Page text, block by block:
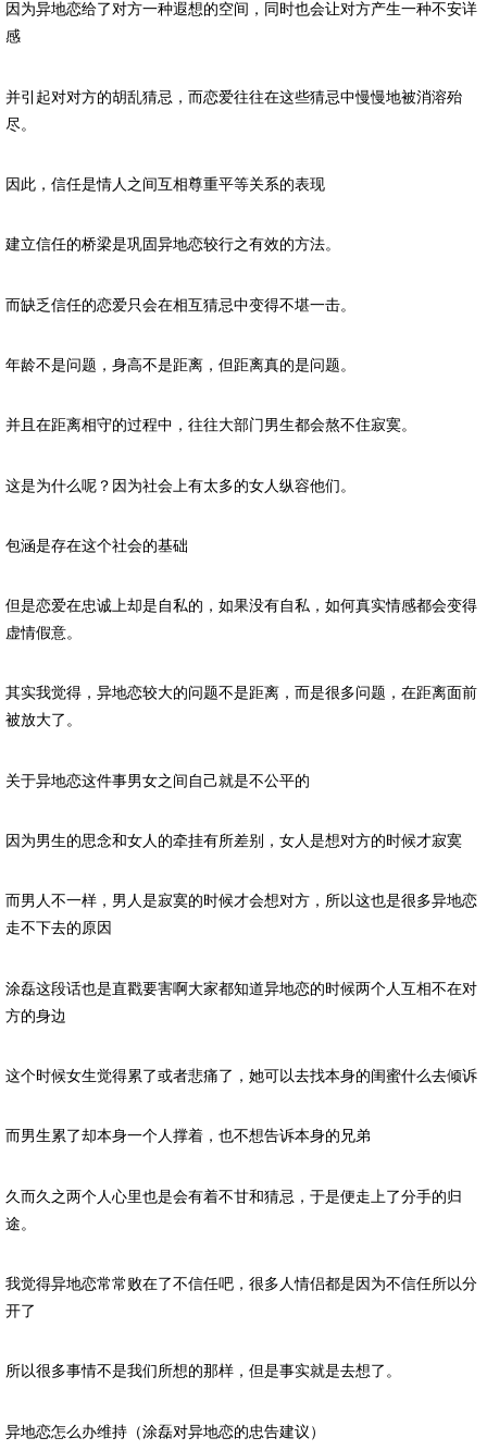
因为异地恋给了对方一种遐想的空间，同时也会让对方产生一种不安详
感
并引起对对方的胡乱猜忌，而恋爱往往在这些猜忌中慢慢地被消溶殆
尽。
因此，信任是情人之间互相尊重平等关系的表现
建立信任的桥梁是巩固异地恋较行之有效的方法。
而缺乏信任的恋爱只会在相互猜忌中变得不堪一击。
年龄不是问题，身高不是距离，但距离真的是问题。
并且在距离相守的过程中，往往大部门男生都会熬不住寂寞。
这是为什么呢？因为社会上有太多的女人纵容他们。
包涵是存在这个社会的基础
但是恋爱在忠诚上却是自私的，如果没有自私，如何真实情感都会变得
虚情假意。
其实我觉得，异地恋较大的问题不是距离，而是很多问题，在距离面前
被放大了。
关于异地恋这件事男女之间自己就是不公平的
因为男生的思念和女人的牵挂有所差别，女人是想对方的时候才寂寞
而男人不一样，男人是寂寞的时候才会想对方，所以这也是很多异地恋
走不下去的原因
涂磊这段话也是直戳要害啊大家都知道异地恋的时候两个人互相不在对
方的身边
这个时候女生觉得累了或者悲痛了，她可以去找本身的闺蜜什么去倾诉
而男生累了却本身一个人撑着，也不想告诉本身的兄弟
久而久之两个人心里也是会有着不甘和猜忌，于是便走上了分手的归
途。
我觉得异地恋常常败在了不信任吧，很多人情侣都是因为不信任所以分
开了
所以很多事情不是我们所想的那样，但是事实就是去想了。
异地恋怎么办维持（涂磊对异地恋的忠告建议）